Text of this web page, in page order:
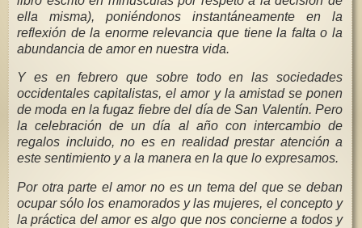
ella misma), poniéndonos instantáneamente en la
reflexión de la enorme relevancia que tiene la falta o la
abundancia de amor en nuestra vida.
Y es en febrero que sobre todo en las sociedades
occidentales capitalistas, el amor y la amistad se ponen
de moda en la fugaz fiebre del día de San Valentín. Pero
la celebración de un día al año con intercambio de
regalos incluido, no es en realidad prestar atención a
este sentimiento y a la manera en la que lo expresamos.
Por otra parte el amor no es un tema del que se deban
ocupar sólo los enamorados y las mujeres, el concepto y
la práctica del amor es algo que nos concierne a todos y